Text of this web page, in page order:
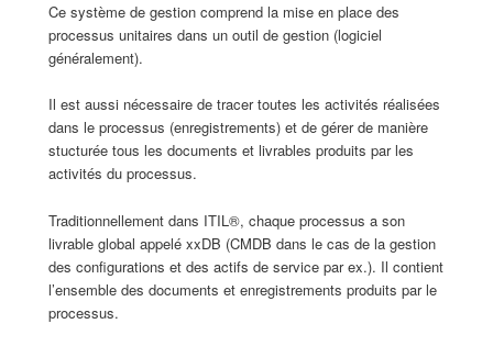
Ce système de gestion comprend la mise en place des
processus unitaires dans un outil de gestion (logiciel
généralement).
Il est aussi nécessaire de tracer toutes les activités réalisées
dans le processus (enregistrements) et de gérer de manière
stucturée tous les documents et livrables produits par les
activités du processus.
Traditionnellement dans ITIL®, chaque processus a son
livrable global appelé xxDB (CMDB dans le cas de la gestion
des configurations et des actifs de service par ex.). Il contient
l’ensemble des documents et enregistrements produits par le
processus.